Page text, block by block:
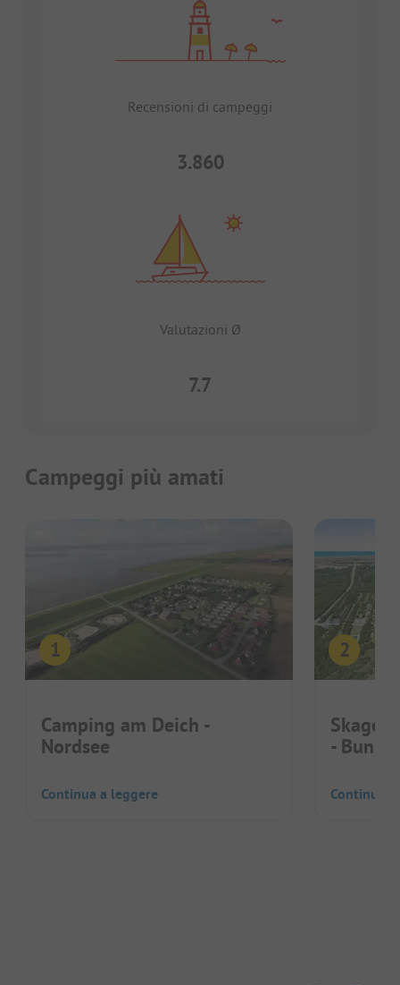
Recensioni di campeggi
3.860
Valutazioni Ø
7.7
Campeggi più amati
Camping am Deich -
Nordsee
Continua a leggere
Skagen
-
Continua